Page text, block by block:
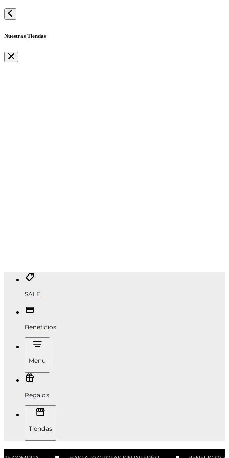
Nuestras Tiendas
SALE
Beneficios
Menu
Regalos
Tiendas